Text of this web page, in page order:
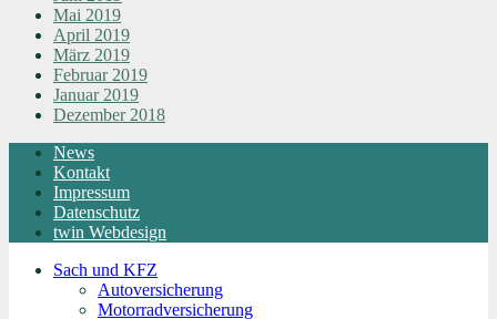
Mai 2019
April 2019
März 2019
Februar 2019
Januar 2019
Dezember 2018
News
Kontakt
Impressum
Datenschutz
twin Webdesign
Sach und KFZ
Autoversicherung
Motorradversicherung